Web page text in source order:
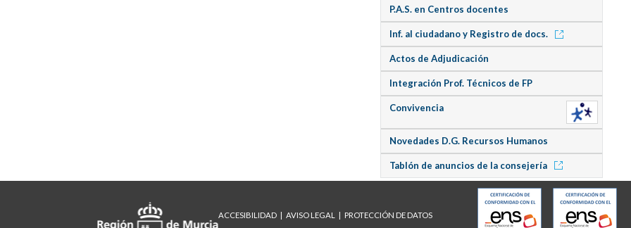
P.A.S. en Centros docentes
Inf. al ciudadano y Registro de docs.
Actos de Adjudicación
Integración Prof. Técnicos de FP
Convivencia
Novedades D.G. Recursos Humanos
Tablón de anuncios de la consejería
ACCESIBILIDAD AVISO LEGAL PROTECCIÓN DE DATOS